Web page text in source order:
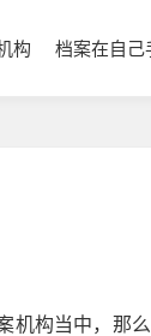
构 档案在自己
机构当中，那